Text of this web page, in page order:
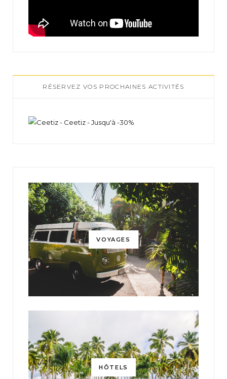
RÉSERVEZ VOS PROCHAINES ACTIVITÉS
VOYAGES
HÔTELS